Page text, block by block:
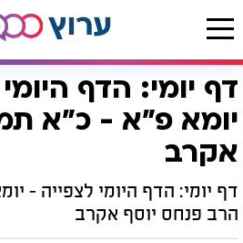
דף הבית הדף היומי מסכת יומא
דף יומי: הדף
יומא פ"א - כ"א
אקרב
דף יומי: הדף היומי לצפייה -
הרב פנחס יוסף אקרב